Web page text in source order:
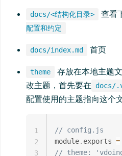
docs/<结构化目录> 查看
配置和约定
docs/index.md 首页
theme
存放在本地主题
改主题，首先要在 docs/
配置使用的主题指向这个文
// config.js
module. exports =
// theme:
1
2
3